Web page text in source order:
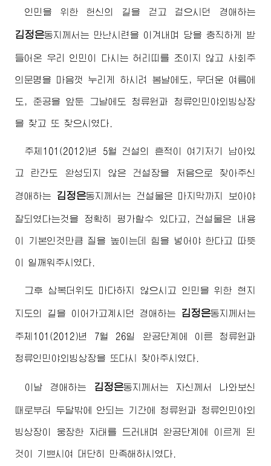
인민을 위한 헌신의 길을 걷고 걸으시던 경애하는
김정은동지 께서는 만난시련을 이겨내며 당을 충직하게 받
들어온 우리 인민이 다시는 허리띠를 조이지 않고 사회주
의문명을 마음껏 누리게 하시려 봄날에도, 무더운 여름에
도, 준공을 앞둔 그날에도 청류원과 청류인민야외빙상장
을 찾고 또 찾으시였다.
주체101(2012)년 5월 건설의 흔적이 여기저기 남아있
고 란간도 완성되지 않은 건설장을 처음으로 찾아주신
경애하는 김정은동지 께서는 건설물은 마지막까지 보아야
잘되였다는것을 정확히 평가할수 있다고, 건설물은 내용
이 기본인것만큼 질을 높이는데 힘을 넣어야 한다고 따뜻
이 일깨워주시였다.
그후 삼복더위도 마다하지 않으시고 인민을 위한 현지
지도의 길을 이어가고계시던 경애하는 김정은동지 께서는
주체101(2012)년 7월 26일 완공단계에 이른 청류원과
청류인민야외빙상장을 또다시 찾아주시였다.
이날 경애하는 김정은동지 께서는 자신께서 나와보신
때로부터 두달밖에 안되는 기간에 청류원과 청류인민야외
빙상장이 웅장한 자태를 드러내며 완공단계에 이르게 된
것이 기쁘시여 대단히 만족해하시였다.